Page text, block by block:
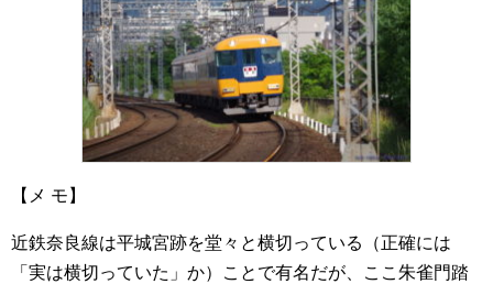
【メ モ】
近鉄奈良線は平城宮跡を堂々と横切っている（正確には
「実は横切っていた」か）ことで有名だが、ここ朱雀門踏